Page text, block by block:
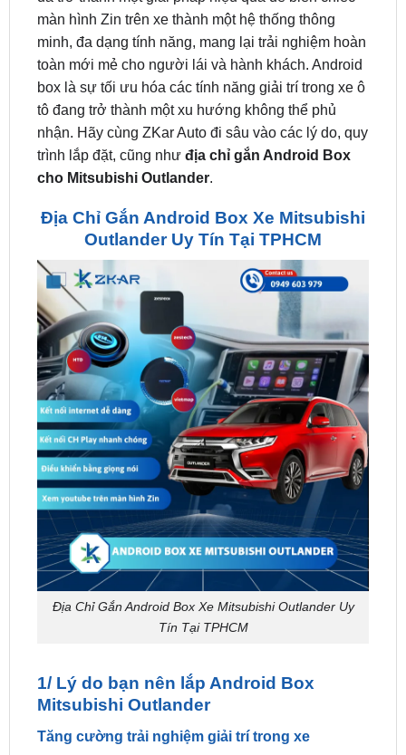
toàn mới mẻ cho người lái và hành khách. Android
box là sự tối ưu hóa các tính năng giải trí trong xe ô
tô đang trở thành một xu hướng không thể phủ
nhận. Hãy cùng ZKar Auto đi sâu vào các lý do, quy
trình lắp đặt, cũng nhưđịa chỉ gắn Android Box
cho Mitsubishi Outlander .
Địa Chỉ Gắn Android Box Xe Mitsubishi
Địa Chỉ Gắn Android Box Xe Mitsubishi Outlander Uy
Tín Tại TPHCM
1/ Lý do bạn nên lắp Android Box
Tăng cường trải nghiệm giải trí trong xe
Outlandermang lại một loạt tính năng giải trí đa